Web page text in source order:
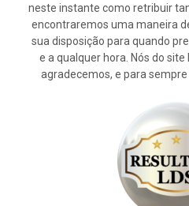
neste instante como retribuir
encontraremos uma maneira
sua disposição para quando
e a qualquer hora. Nós do site
agradecemos, e para